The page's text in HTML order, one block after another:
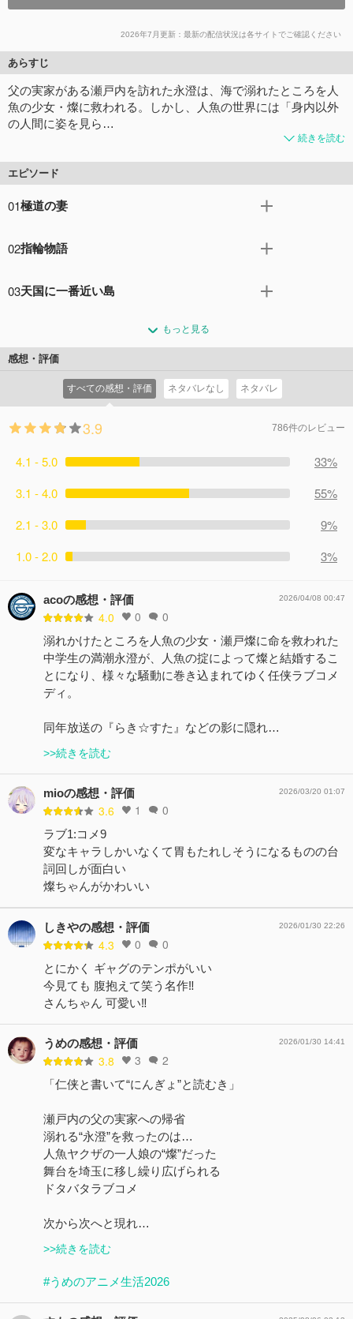
2026年7月更新：最新の配信状況は各サイトでご確認ください
あらすじ
父の実家がある瀬戸内を訪れた永澄は、海で溺れたところを人
魚の少女・燦に救われる。しかし、人魚の世界には「身内以外
の人間に姿を見ら…
続きを読む
エピソード
01極道の妻
たのは、なんと人魚の女の子、瀬戸燦！ しかも、人魚の世
間に姿を見られれば、その人間か自分のどちらかが死なな
手段は、「人魚の正体を知った人間が人魚の身内となる」
か」そんな究極の選択を迫られた永澄が出した結論は燦と
コメント0件拍手0回
02指輪物語
になることを許さない燦ちゃんの父「豪三郎」は、組員を
中、燦ちゃんに一番安いガラス玉の指輪を買ってあげるこ
とに・・・。
コメント0件
03天国に一番近い島
びに行くことに。しかし、これは豪三郎が仕掛けた永澄抹
殺計画だった。
もっと見る
感想・評価
すべての感想・評価 ネタバレなし ネタバレ
3.9 786件のレビュー
4.1 - 5.0
33%
3.1 - 4.0
55%
2.1 - 3.0
9%
1.0 - 2.0
3%
acoの感想・評価
4.0 0 0
2026/04/08 00:47
溺れかけたところを人魚の少女・瀬戸燦に命を救われた
中学生の満潮永澄が、人魚の掟によって燦と結婚するこ
とになり、様々な騒動に巻き込まれてゆく任侠ラブコメ
ディ。
同年放送の『らき☆すた』などの影に隠れ…
>>続きを読む
mioの感想・評価
3.6 1 0
2026/03/20 01:07
ラブ1:コメ9
変なキャラしかいなくて胃もたれしそうになるものの台
詞回しが面白い
燦ちゃんがかわいい
しきやの感想・評価
4.3 0 0
2026/01/30 22:26
とにかく ギャグのテンポがいい
今見ても 腹抱えて笑う名作‼️
さんちゃん 可愛い‼️
うめの感想・評価
3.8 3 2
2026/01/30 14:41
「仁侠と書いて“にんぎょ”と読むき」
瀬戸内の父の実家への帰省
溺れる“永澄”を救ったのは…
人魚ヤクザの一人娘の“燦”だった
舞台を埼玉に移し繰り広げられる
ドタバタラブコメ
次から次へと現れ…
>>続きを読む
#うめのアニメ生活2026